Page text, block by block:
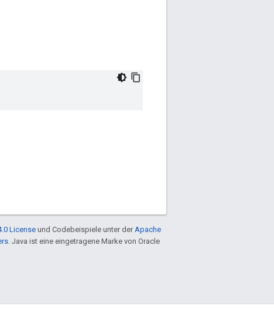
License und Codebeispiele unter derApache
. Java ist eine eingetragene Marke von Oracle